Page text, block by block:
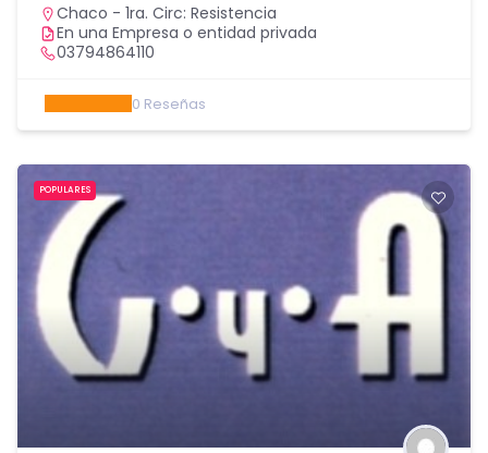
Chaco - 1ra. Circ: Resistencia
En una Empresa o entidad privada
03794864110
0 Reseñas
POPULARES